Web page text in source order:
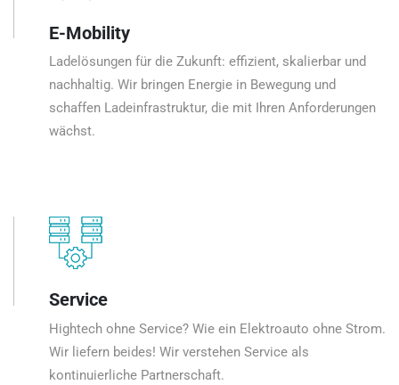
E-Mobility
Ladelösungen für die Zukunft: effizient, skalierbar und
nachhaltig. Wir bringen Energie in Bewegung und
schaffen Ladeinfrastruktur, die mit Ihren Anforderungen
wächst.
Service
Hightech ohne Service? Wie ein Elektroauto ohne Strom.
Wir liefern beides! Wir verstehen Service als
kontinuierliche Partnerschaft.